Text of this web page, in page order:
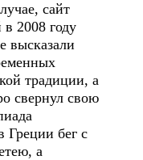
сайт
2008 году
высказали
традиции, а
свернул свою
Греции бег с
а